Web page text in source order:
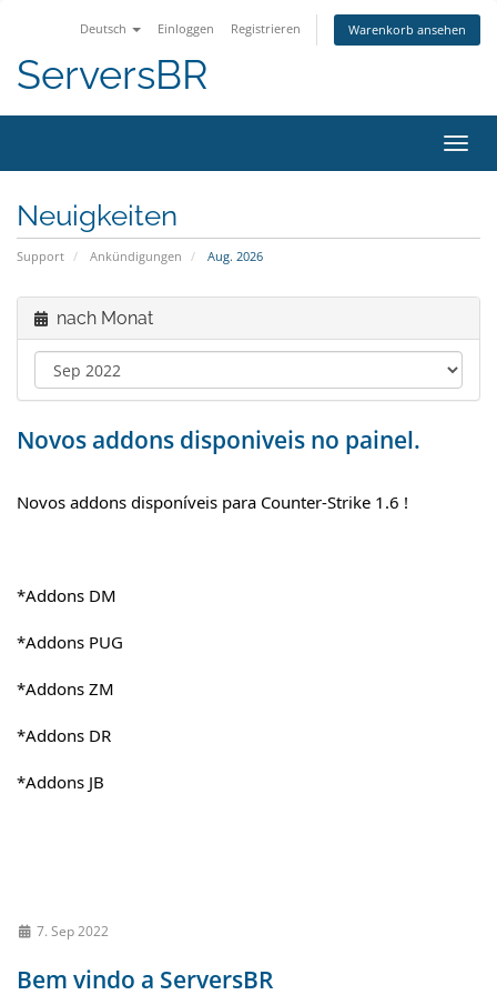
Deutsch Einloggen Registrieren Warenkorb ansehen
ServersBR
ein-/
Neuigkeiten
Support Ankündigungen Aug. 2026
nach Monat
Novos addons disponiveis no painel.
Novos addons disponíveis para Counter-Strike 1.6 !
*Addons DM
*Addons PUG
*Addons ZM
*Addons DR
*Addons JB
7. Sep 2022
Bem vindo a ServersBR